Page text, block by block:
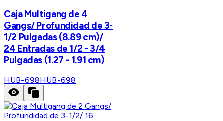
Caja Multigang de 4
Gangs/ Profundidad de 3-
1/2 Pulgadas (8.89 cm)/
24 Entradas de 1/2 - 3/4
Pulgadas (1.27 - 1.91 cm)
HUB-698HUB-698